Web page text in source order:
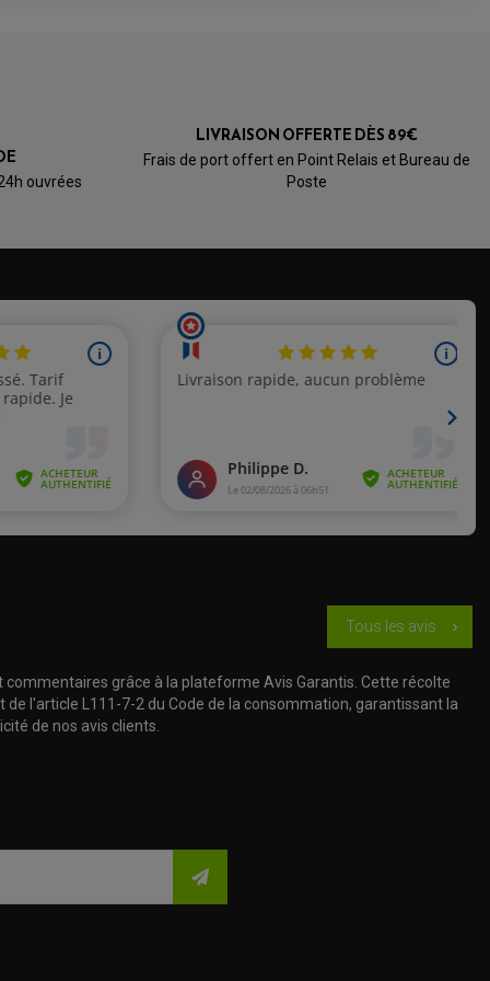
Basé sur 2 avis
ouvrées
LIVRAISON OFFERTE DÈS 89€
Frais de port offert en Point Relais et Bureau de
Poste
Tous les avis chevron_right
commentaires grâce à la plateforme Avis Garantis. Cette récolte
l'article L111-7-2 du Code de la consommation, garantissant la
de nos avis clients.